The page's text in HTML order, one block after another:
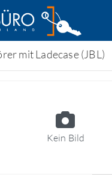
mit Ladecase (JBL)
Kein Bild